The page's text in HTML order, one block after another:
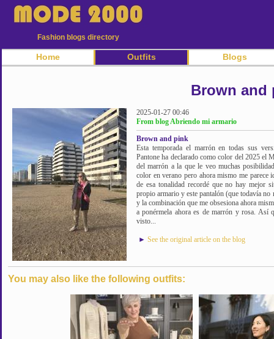
Fashion blogs directory
Home Outfits Blogs
Brown and
2025-01-27 00:46
From blog Abriendo mi armario
Brown and pink
Esta temporada el marrón en todas sus
Pantone ha declarado como color del 2025 el
del marrón a la que le veo muchas
color en verano pero ahora mismo me parece
de esa tonalidad recordé que no hay mejor
propio armario y este pantalón (que todavía no
y la combinación que me obsesiona ahora
a ponérmela ahora es de marrón y rosa. Así
visto...
► See the original article on the blog
You may also like the following outfits: